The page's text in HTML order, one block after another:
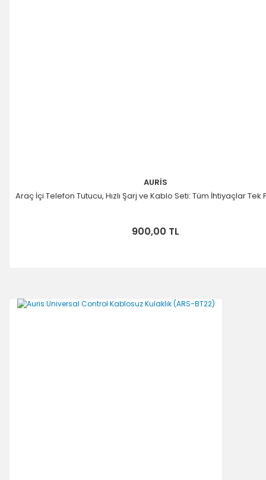
AURİS
Araç İçi Telefon Tutucu, Hızlı Şarj ve Kablo Seti: Tüm İhtiyaçlar Tek
900,00 TL